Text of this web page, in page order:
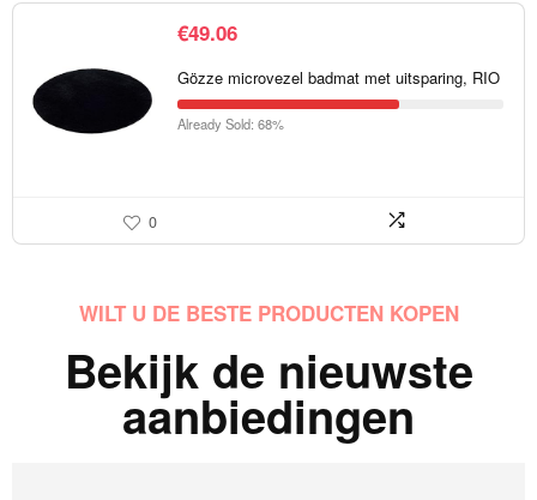
€49.06
Gözze microvezel badmat met uitsparing, RIO
Already Sold: 68%
0
WILT U DE BESTE PRODUCTEN KOPEN
Bekijk de nieuwste
aanbiedingen